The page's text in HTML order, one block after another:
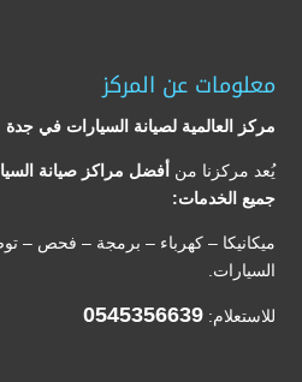
معلومات عن المركز
مركز العالمية لصيانة السيارات في جدة
يُعد مركزنا من أفضل مراكز صيانة
جميع الخدمات:
ميكانيكا – كهرباء – برمجة – فحص –
السيارات.
للاستعلام: 0545356639